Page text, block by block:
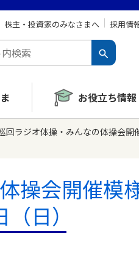
株主・投資家のみなさまへ 採用情
お役立ち情報
回ラジオ体操・みんなの体操会
操会開催
日）